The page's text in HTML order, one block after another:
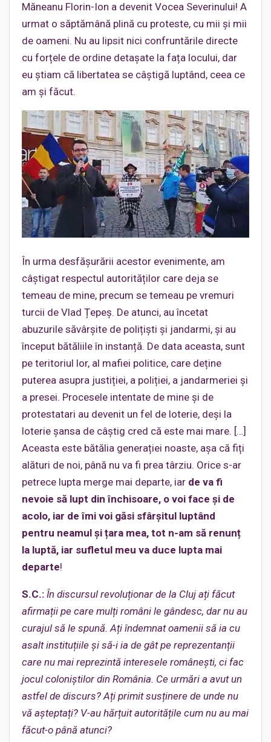
Măneanu Florin-Ion a devenit Vocea Severinului! A
urmat o săptămână plină cu proteste, cu mii și mii
de oameni. Nu au lipsit nici confruntările directe
cu forțele de ordine detașate la fața locului, dar
eu știam că libertatea se câștigă luptând, ceea ce
am și făcut.
În urma desfășurării acestor evenimente, am
câștigat respectul autorităților care deja se
temeau de mine, precum se temeau pe vremuri
turcii de Vlad Țepeș. De atunci, au încetat
abuzurile săvârșite de polițiști și jandarmi, și au
început bătăliile în instanță. De data aceasta, sunt
pe teritoriul lor, al mafiei politice, care deține
puterea asupra justiției, a poliției, a jandarmeriei și
a presei. Procesele intentate de mine și de
protestatari au devenit un fel de loterie, deși la
loterie șansa de câștig cred că este mai mare. […]
Aceasta este bătălia generației noaste, așa că fiți
alături de noi, până nu va fi prea târziu. Orice s-ar
petrece lupta merge mai departe, iar de va fi
nevoie să lupt din închisoare, o voi face și de
acolo, iar de îmi voi găsi sfârșitul luptând
pentru neamul și țara mea, tot n-am să renunț
la luptă, iar sufletul meu va duce lupta mai
departe!
S.C.: În discursul revoluționar de la Cluj ați făcut
afirmații pe care mulți români le gândesc, dar nu au
curajul să le spună. Ați îndemnat oamenii să ia cu
asalt instituțiile și să-i ia de gât pe reprezentanții
care nu mai reprezintă interesele românești, ci fac
jocul coloniștilor din România. Ce urmări a avut un
astfel de discurs? Ați primit susținere de unde nu
vă așteptați? V-au hărțuit autoritățile cum nu au mai
făcut-o până atunci?